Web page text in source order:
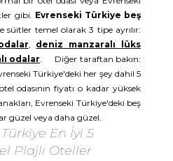
gibi. Evrenseki Türkiye beş
süitler temel olarak 3 tipe ayrılır:
, deniz manzaralı lüks
odalar. Diğer taraftan bakın:
Türkiye'deki her şey dahil 5
odasının fiyatı o kadar yüksek
Evrenseki Türkiye'deki beş
güzel veya daha güzel.
En İyi 5
Plajlı Oteller